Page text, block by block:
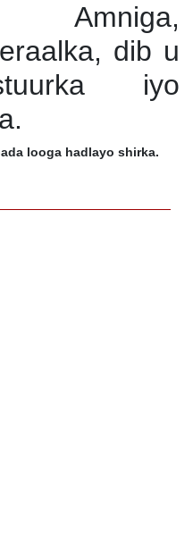
Amniga,
dib u
iyo
looga hadlayo shirka.